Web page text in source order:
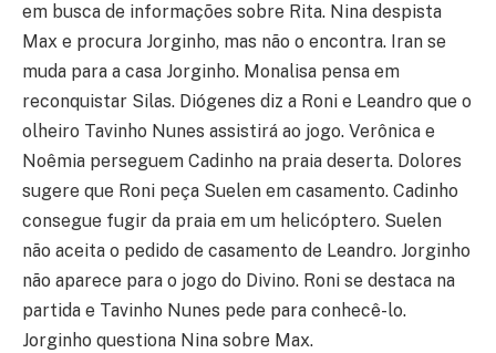
em busca de informações sobre Rita. Nina despista
Max e procura Jorginho, mas não o encontra. Iran se
muda para a casa Jorginho. Monalisa pensa em
reconquistar Silas. Diógenes diz a Roni e Leandro que o
olheiro Tavinho Nunes assistirá ao jogo. Verônica e
Noêmia perseguem Cadinho na praia deserta. Dolores
sugere que Roni peça Suelen em casamento. Cadinho
consegue fugir da praia em um helicóptero. Suelen
não aceita o pedido de casamento de Leandro. Jorginho
não aparece para o jogo do Divino. Roni se destaca na
partida e Tavinho Nunes pede para conhecê-lo.
Jorginho questiona Nina sobre Max.